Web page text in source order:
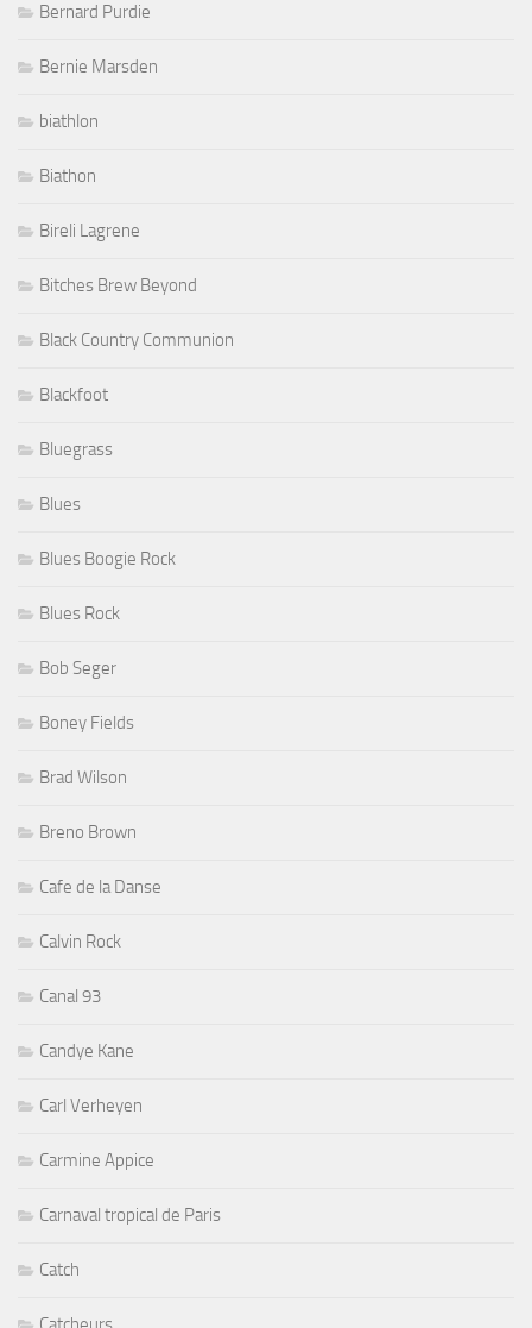
Bernard Purdie
Bernie Marsden
biathlon
Biathon
Bireli Lagrene
Bitches Brew Beyond
Black Country Communion
Blackfoot
Bluegrass
Blues
Blues Boogie Rock
Blues Rock
Bob Seger
Boney Fields
Brad Wilson
Breno Brown
Cafe de la Danse
Calvin Rock
Canal 93
Candye Kane
Carl Verheyen
Carmine Appice
Carnaval tropical de Paris
Catch